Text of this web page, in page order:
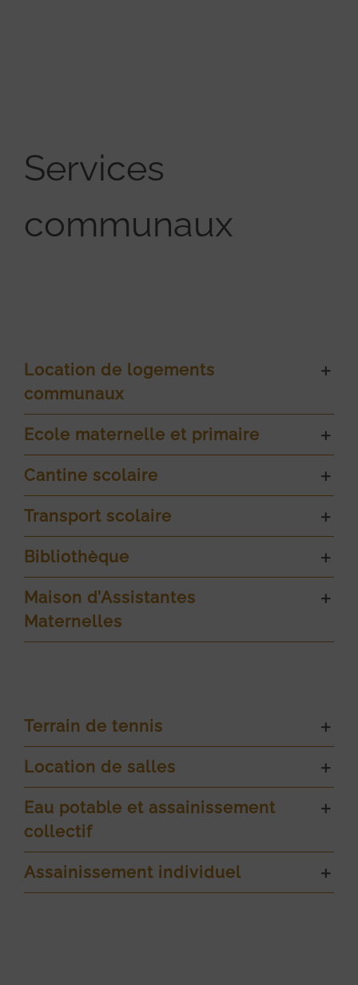
Services
communaux
Location de logements
communaux
Ecole maternelle et primaire
Cantine scolaire
Transport scolaire
Bibliothèque
Maison d’Assistantes
Maternelles
Terrain de tennis
Location de salles
Eau potable et assainissement
collectif
Assainissement individuel